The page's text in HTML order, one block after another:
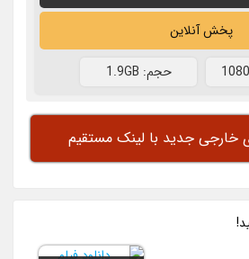
پخش آنلاین
حجم: 1.9GB
خارجی جدید با لینک مستقیم